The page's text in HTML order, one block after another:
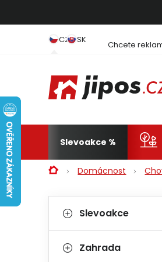
CZ SK
Chcete
Slevoakce
DomůDomácnost
Postranní
Kategorie
Slevoakce
Zahrada